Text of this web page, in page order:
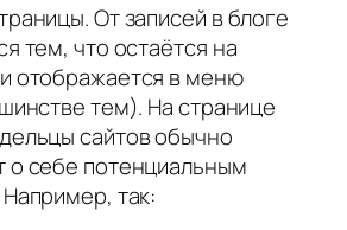
От записей в блоге
тем, что остаётся на
отображается в меню
тем). На странице
сайтов обычно
о себе потенциальным
так: